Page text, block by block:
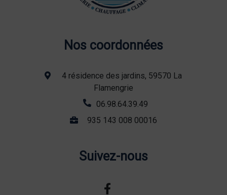
Nos coordonnées
4 résidence des jardins, 59570 La
Flamengrie
06.98.64.39.49
935 143 008 00016
Suivez-nous